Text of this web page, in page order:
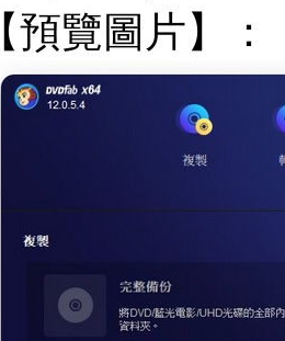
【預覽圖片】：